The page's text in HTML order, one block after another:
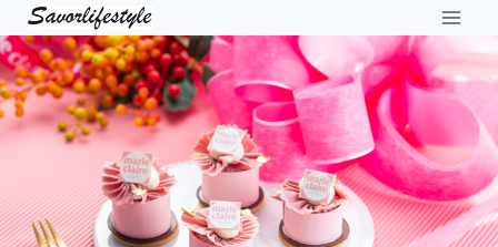
Skip
to
content